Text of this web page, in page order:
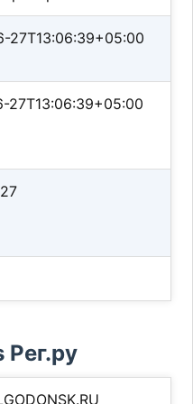
27T13:06:39+05:00
27T13:06:39+05:00